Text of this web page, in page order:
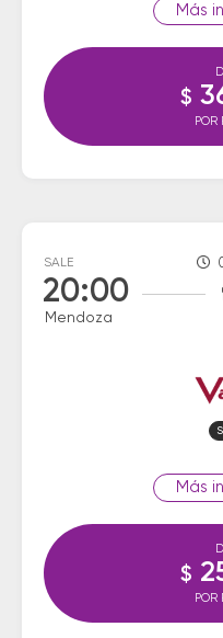
$
POR
SALE
20:00
Mendoza
$
POR